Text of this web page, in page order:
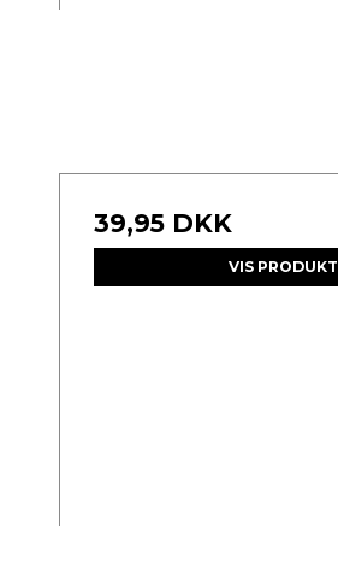
39,95 DKK
VIS PRODUKT